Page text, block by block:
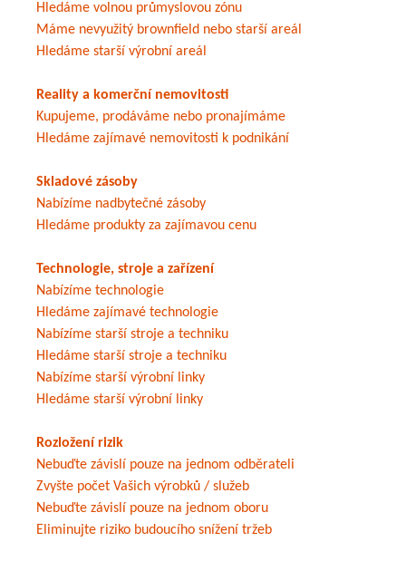
Hledáme volnou průmyslovou zónu
Máme nevyužitý brownfield nebo starší areál
Hledáme starší výrobní areál
Reality a komerční nemovitosti
Kupujeme, prodáváme nebo pronajímáme
Hledáme zajímavé nemovitosti k podnikání
Skladové zásoby
Nabízíme nadbytečné zásoby
Hledáme produkty za zajímavou cenu
Technologie, stroje a zařízení
Nabízíme technologie
Hledáme zajímavé technologie
Nabízíme starší stroje a techniku
Hledáme starší stroje a techniku
Nabízíme starší výrobní linky
Hledáme starší výrobní linky
Rozložení rizik
Nebuďte závislí pouze na jednom odběrateli
Zvyšte počet Vašich výrobků / služeb
Nebuďte závislí pouze na jednom oboru
Eliminujte riziko budoucího snížení tržeb